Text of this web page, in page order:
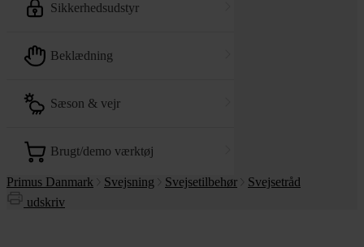
sikkerhedsudstyr
beklædning
sæson & vejr
brugt/demo værktøj
Primus Danmark Svejsning Svejsetilbehør
Svejsetråd
udskriv